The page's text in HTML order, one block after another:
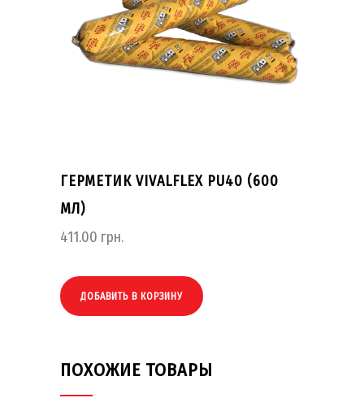
ГЕРМЕТИК VIVALFLEX PU40 (600
МЛ)
411.00 грн.
ДОБАВИТЬ В КОРЗИНУ
ПОХОЖИЕ ТОВАРЫ